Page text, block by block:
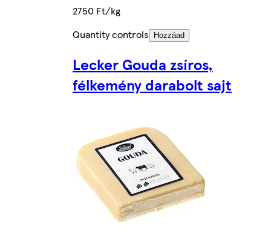
2750 Ft/kg
Quantity controls
Hozzáad
Lecker Gouda zsíros,
félkemény darabolt sajt